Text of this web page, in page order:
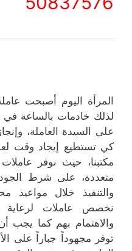
المرأة اليوم أصبحت
لذلك خادمات بالساعة
على السيدة العاملة،
كي تستطيع إيجاد وقت
مكتبنا، حيث نوفر عاملات
متعددة، على شرط الجودة
والتنفيذ خلال مواعيد
نخصص عاملات لرعاية
والاهتمام بهم كما يجب
توفر مجهوداً جباراً على